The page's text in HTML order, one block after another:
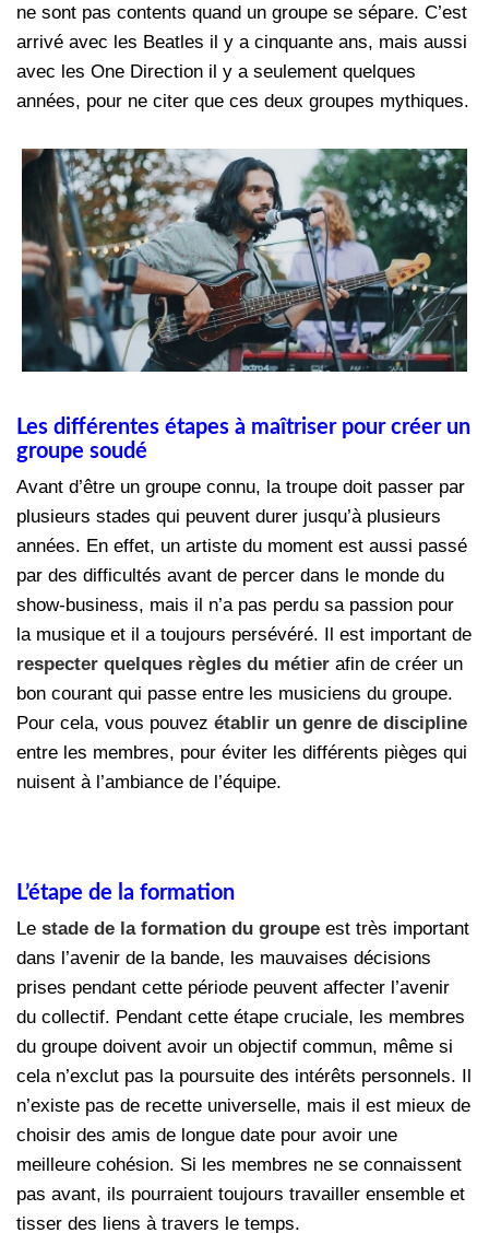
ne sont pas contents quand un groupe se sépare. C’est
arrivé avec les Beatles il y a cinquante ans, mais aussi
avec les One Direction il y a seulement quelques
années, pour ne citer que ces deux groupes mythiques.
Les différentes étapes à maîtriser pour créer un
groupe soudé
Avant d’être un groupe connu, la troupe doit passer par
plusieurs stades qui peuvent durer jusqu’à plusieurs
années. En effet, un artiste du moment est aussi passé
par des difficultés avant de percer dans le monde du
show-business, mais il n’a pas perdu sa passion pour
la musique et il a toujours persévéré. Il est important de
respecter quelques règles du métier afin de créer un
bon courant qui passe entre les musiciens du groupe.
Pour cela, vous pouvez établir un genre de discipline
entre les membres, pour éviter les différents pièges qui
nuisent à l’ambiance de l’équipe.
L’étape de la formation
Le stade de la formation du groupe est très important
dans l’avenir de la bande, les mauvaises décisions
prises pendant cette période peuvent affecter l’avenir
du collectif. Pendant cette étape cruciale, les membres
du groupe doivent avoir un objectif commun, même si
cela n’exclut pas la poursuite des intérêts personnels. Il
n’existe pas de recette universelle, mais il est mieux de
choisir des amis de longue date pour avoir une
meilleure cohésion. Si les membres ne se connaissent
pas avant, ils pourraient toujours travailler ensemble et
tisser des liens à travers le temps.